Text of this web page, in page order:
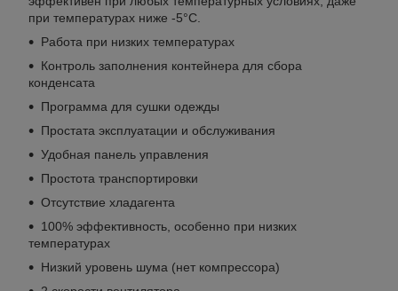
при температурах ниже -5°C.
Работа при низких температурах
Контроль заполнения контейнера для сбора
конденсата
Программа для сушки одежды
Простата эксплуатации и обслуживания
Удобная панель управления
Простота транспортировки
Отсутствие хладагента
100% эффективность, особенно при низких
температурах
Низкий уровень шума (нет компрессора)